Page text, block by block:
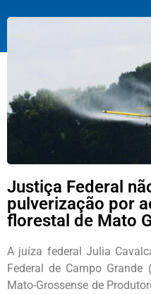
Justiça Federal
pulverização por
florestal de Mato
A juíza federal Julia
Federal de Campo
Mato-Grossense de